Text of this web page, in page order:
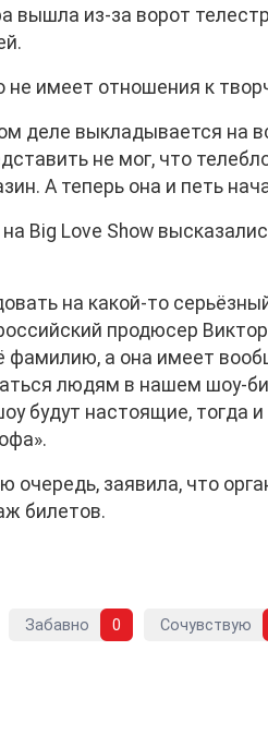
вышла из-за ворот
не имеет отношения к
деле выкладывается на
не мог, что
А теперь она и петь
Big Love Show
на какой-то
продюсер
а она имеет
людям в нашем шоу-
будут настоящие, тогда
заявила, что
билетов.
Забавно 0 Сочувствую